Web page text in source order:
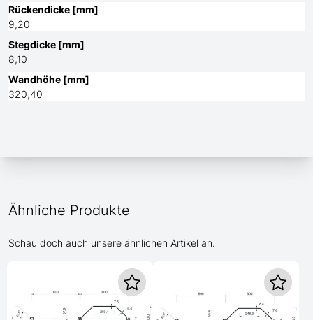
Rückendicke [mm]
9,20
Stegdicke [mm]
8,10
Wandhöhe [mm]
320,40
Ähnliche Produkte
Schau doch auch unsere ähnlichen Artikel an.